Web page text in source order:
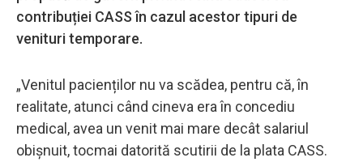
contribuției CASS în cazul acestor tipuri de
venituri temporare.
„Venitul pacienților nu va scădea, pentru că, în
realitate, atunci când cineva era în concediu
medical, avea un venit mai mare decât salariul
obișnuit, tocmai datorită scutirii de la plata CASS.